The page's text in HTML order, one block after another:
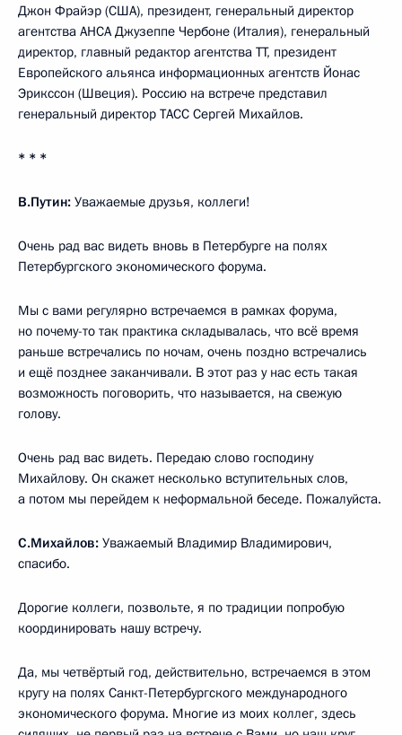
Джон Фрайэр (США), президент, генеральный директор
агентства АНСА Джузеппе Чербоне (Италия), генеральный
директор, главный редактор агентства ТТ, президент
Европейского альянса информационных агентств Йонас
Эрикссон (Швеция). Россию на встрече представил
генеральный директор ТАСС Сергей Михайлов.
* * *
В.Путин: Уважаемые друзья, коллеги!
Очень рад вас видеть вновь в Петербурге на полях
Петербургского экономического форума.
Мы с вами регулярно встречаемся в рамках форума,
но почему-то так практика складывалась, что всё время
раньше встречались по ночам, очень поздно встречались
и ещё позднее заканчивали. В этот раз у нас есть такая
возможность поговорить, что называется, на свежую
голову.
Очень рад вас видеть. Передаю слово господину
Михайлову. Он скажет несколько вступительных слов,
а потом мы перейдем к неформальной беседе. Пожалуйста.
С.Михайлов: Уважаемый Владимир Владимирович,
спасибо.
Дорогие коллеги, позвольте, я по традиции попробую
координировать нашу встречу.
Да, мы четвёртый год, действительно, встречаемся в этом
кругу на полях Санкт-Петербургского международного
экономического форума. Многие из моих коллег, здесь